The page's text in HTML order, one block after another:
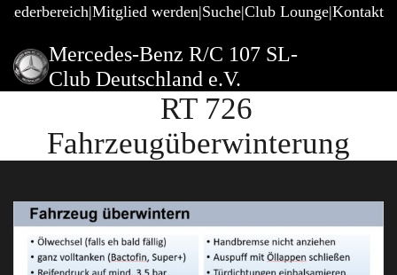
Mitglied werden Suche Club Lounge Kontakt
Mercedes-Benz R/C 107 SL-
Club Deutschland e.V.
RT 726
Fahrzeugüberwinterung